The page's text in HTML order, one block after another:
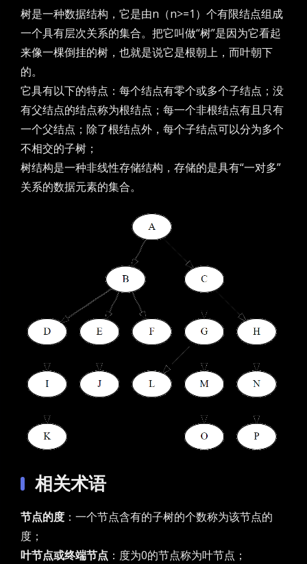
树是一种数据结构，它是由n（n>=1）个有限结点组成
一个具有层次关系的集合。把它叫做“树”是因为它看起
来像一棵倒挂的树，也就是说它是根朝上，而叶朝下
的。
它具有以下的特点：每个结点有零个或多个子结点；没
有父结点的结点称为根结点；每一个非根结点有且只有
一个父结点；除了根结点外，每个子结点可以分为多个
不相交的子树；
树结构是一种非线性存储结构，存储的是具有“一对多”
关系的数据元素的集合。
相关术语
节点的度 ：一个节点含有的子树的个数称为该节点的
度；
叶节点或终端节点 ：度为0的节点称为叶节点；